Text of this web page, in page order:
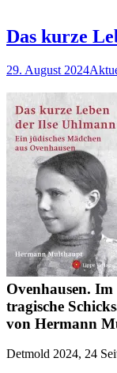
Das kurze
29. August 2024
Ovenhausen. Im
tragische
von Hermann
Detmold 2024, 24